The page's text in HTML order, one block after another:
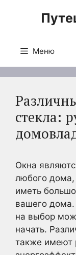
Меню
стекла:
Окна
любого
иметь
вашего дома.
на выбор
начать.
также имеют